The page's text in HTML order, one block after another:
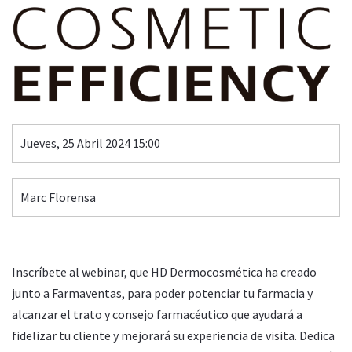
Jueves, 25 Abril 2024 15:00
Marc Florensa
Inscríbete al webinar, que HD Dermocosmética ha creado
junto a Farmaventas, para poder potenciar tu farmacia y
alcanzar el trato y consejo farmacéutico que ayudará a
fidelizar tu cliente y mejorará su experiencia de visita. Dedica